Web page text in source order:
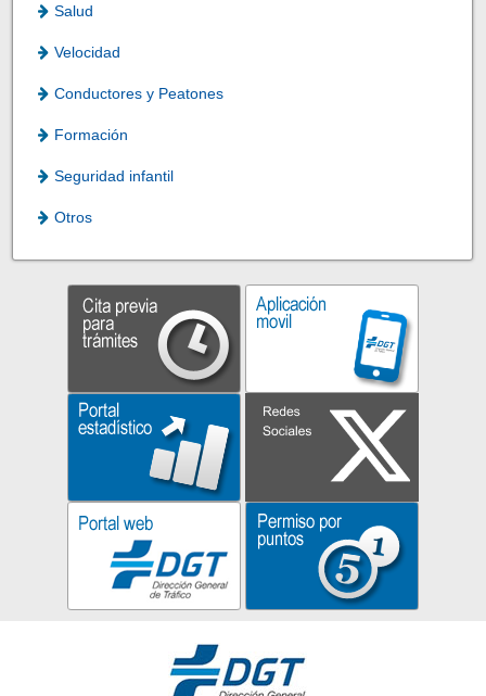
Salud
Velocidad
Conductores y Peatones
Formación
Seguridad infantil
Otros